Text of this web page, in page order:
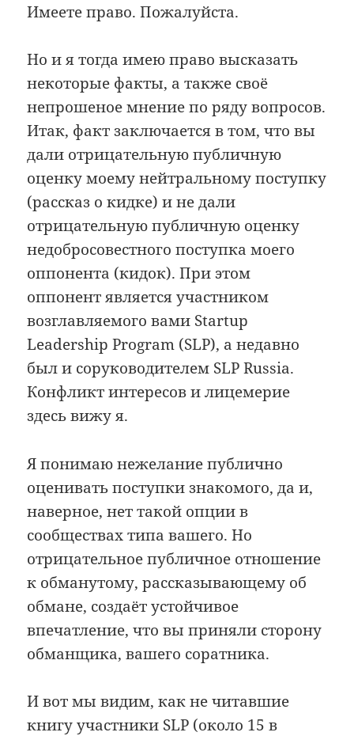
Имеете право. Пожалуйста.
Но и я тогда имею право высказать
некоторые факты, а также своё
непрошеное мнение по ряду вопросов.
Итак, факт заключается в том, что вы
дали отрицательную публичную
оценку моему нейтральному поступку
(рассказ о кидке) и не дали
отрицательную публичную оценку
недобросовестного поступка моего
оппонента (кидок). При этом
оппонент является участником
возглавляемого вами Startup
Leadership Program (SLP), а недавно
был и соруководителем SLP Russia.
Конфликт интересов и лицемерие
здесь вижу я.
Я понимаю нежелание публично
оценивать поступки знакомого, да и,
наверное, нет такой опции в
сообществах типа вашего. Но
отрицательное публичное отношение
к обманутому, рассказывающему об
обмане, создаёт устойчивое
впечатление, что вы приняли сторону
обманщика, вашего соратника.
И вот мы видим, как не читавшие
книгу участники SLP (около 15 в